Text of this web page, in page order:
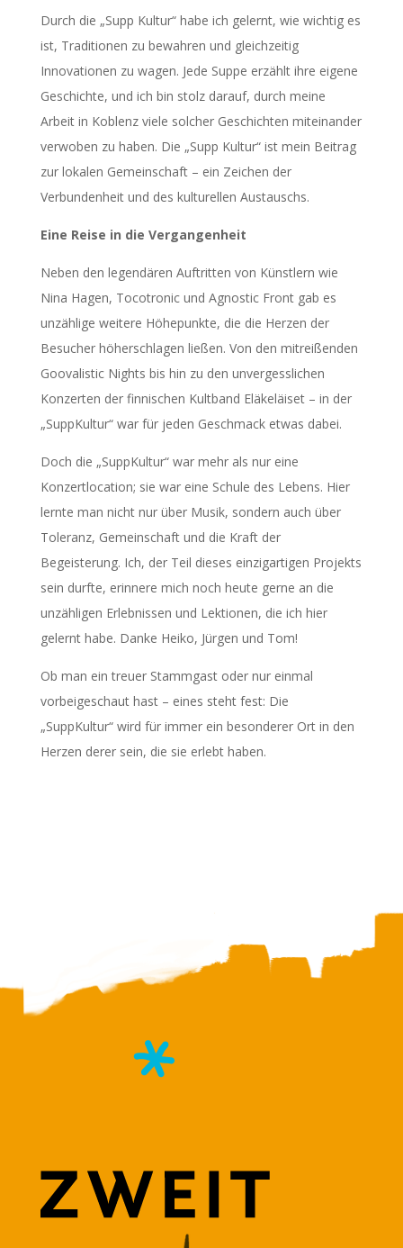
Durch die „Supp Kultur“ habe ich gelernt, wie wichtig es
ist, Traditionen zu bewahren und gleichzeitig
Innovationen zu wagen. Jede Suppe erzählt ihre eigene
Geschichte, und ich bin stolz darauf, durch meine
Arbeit in Koblenz viele solcher Geschichten miteinander
verwoben zu haben. Die „Supp Kultur“ ist mein Beitrag
zur lokalen Gemeinschaft – ein Zeichen der
Verbundenheit und des kulturellen Austauschs.
Eine Reise in die Vergangenheit
Neben den legendären Auftritten von Künstlern wie
Nina Hagen, Tocotronic und Agnostic Front gab es
unzählige weitere Höhepunkte, die die Herzen der
Besucher höherschlagen ließen. Von den mitreißenden
Goovalistic Nights bis hin zu den unvergesslichen
Konzerten der finnischen Kultband Eläkeläiset – in der
„SuppKultur“ war für jeden Geschmack etwas dabei.
Doch die „SuppKultur“ war mehr als nur eine
Konzertlocation; sie war eine Schule des Lebens. Hier
lernte man nicht nur über Musik, sondern auch über
Toleranz, Gemeinschaft und die Kraft der
Begeisterung. Ich, der Teil dieses einzigartigen Projekts
sein durfte, erinnere mich noch heute gerne an die
unzähligen Erlebnissen und Lektionen, die ich hier
gelernt habe. Danke Heiko, Jürgen und Tom!
Ob man ein treuer Stammgast oder nur einmal
vorbeigeschaut hast – eines steht fest: Die
„SuppKultur“ wird für immer ein besonderer Ort in den
Herzen derer sein, die sie erlebt haben.